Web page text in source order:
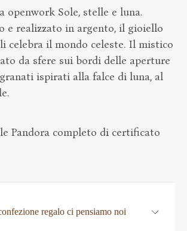
openwork Sole, stelle e luna.
e realizzato in argento, il gioiello
celebra il mondo celeste. Il mistico
da sfere sui bordi delle aperture
ispirati alla falce di luna, al
Pandora completo di certificato
regalo ci pensiamo noi